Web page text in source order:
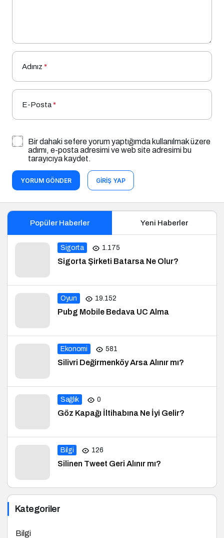
Adınız *
E-Posta*
Bir dahaki sefere yorum yaptığımda kullanılmak üzere
adımı, e-posta adresimi ve web site adresimi bu
tarayıcıya kaydet.
YORUM GÖNDER GIRIŞ YAP
Popüler Haberler Yeni Haberler
Sigorta 1.175
Sigorta Şirketi Batarsa Ne Olur?
Oyun 19.152
Pubg Mobile Bedava UC Alma
Ekonomi 581
Silivri Değirmenköy Arsa Alınır mı?
Sağlık 0
Göz Kapağı İltihabına Ne İyi Gelir?
Bilgi 126
Silinen Tweet Geri Alınır mı?
Kategoriler
Bilgi